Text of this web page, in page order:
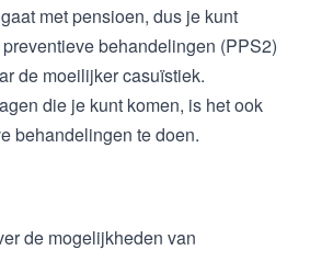
met pensioen, dus je kunt
behandelingen (PPS2)
de moeilijker casuïstiek.
die je kunt komen, is het ook
behandelingen te doen.
de mogelijkheden van